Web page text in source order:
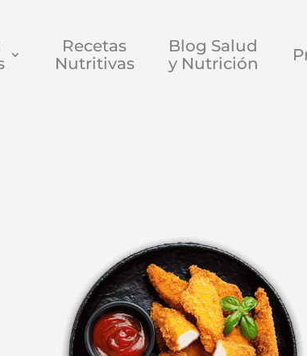
Recetas
Nutritivas
Blog Salud
y Nutrición